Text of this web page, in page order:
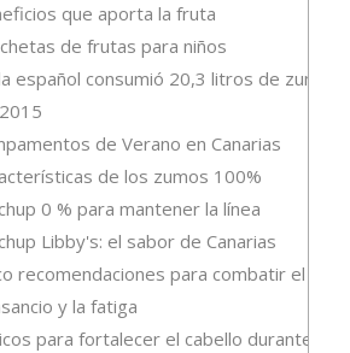
que aporta la fruta
de frutas para niños
español consumió 20,3 litros de zumo
de Verano en Canarias
de los zumos 100%
0 % para mantener la línea
Libby's: el sabor de Canarias
recomendaciones para combatir el
y la fatiga
para fortalecer el cabello durante el